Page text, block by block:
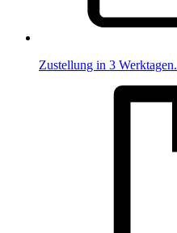
Zustellung in 3 Werktagen.